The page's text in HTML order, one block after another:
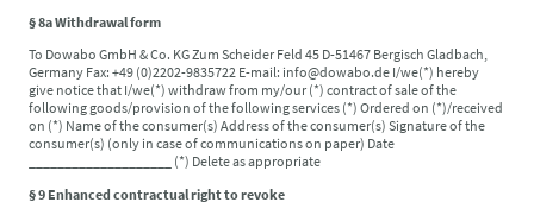
§ 8a Withdrawal form
To Dowabo GmbH & Co. KG Zum Scheider Feld 45 D-51467 Bergisch Gladbach,
Germany Fax: +49 (0)2202-9835722 E-mail: info@dowabo.de I/we(*) hereby
give notice that I/we(*) withdraw from my/our (*) contract of sale of the
following goods/provision of the following services (*) Ordered on (*)/received
on (*) Name of the consumer(s) Address of the consumer(s) Signature of the
consumer(s) (only in case of communications on paper) Date
____________________ (*) Delete as appropriate
§ 9 Enhanced contractual right to revoke